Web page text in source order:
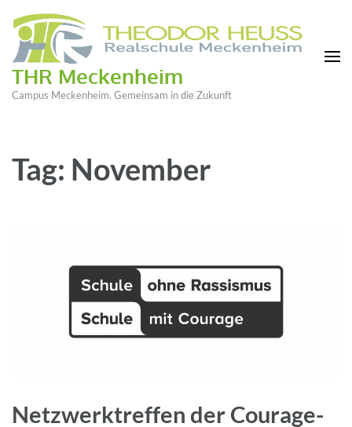
THR Meckenheim
Campus Meckenheim. Gemeinsam in die Zukunft
Tag: November
Netzwerktreffen der Courage-